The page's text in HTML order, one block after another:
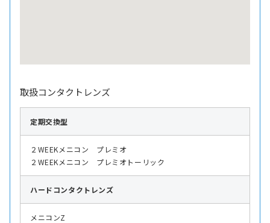
取扱コンタクトレンズ
定期交換型
２WEEKメニコン プレミオ
２WEEKメニコン プレミオトーリック
ハード コンタクトレンズ
メニコンZ